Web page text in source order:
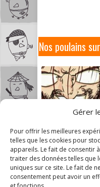
Gérer
Pour offrir les meilleures
telles que les cookies pour
appareils. Le fait de consentir
traiter des données telles que
uniques sur ce site. Le fait de
consentement peut avoir un
Nos poulains